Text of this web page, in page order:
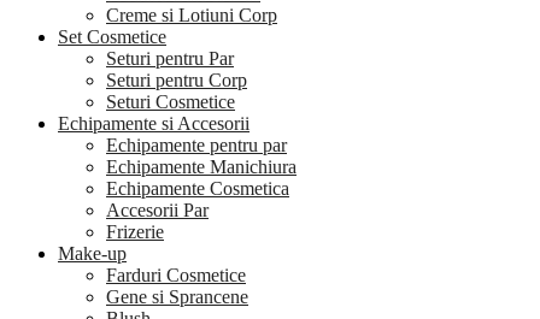
Creme si Lotiuni Corp
Set Cosmetice
Seturi pentru Par
Seturi pentru Corp
Seturi Cosmetice
Echipamente si Accesorii
Echipamente pentru par
Echipamente Manichiura
Echipamente Cosmetica
Accesorii Par
Frizerie
Make-up
Farduri Cosmetice
Gene si Sprancene